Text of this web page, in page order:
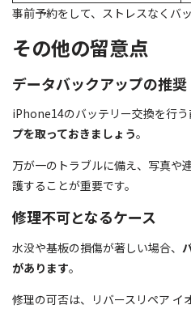
事前予約をして、ストレスなくバ
その他の留意点
データバックアップの推奨
iPhone14のバッテリー交換を行う
プを取っておきましょう。
万が一のトラブルに備え、写真や
護することが重要です。
修理不可となるケース
水没や基板の損傷が著しい場合、
があります。
修理の可否は、リバースリペア イ